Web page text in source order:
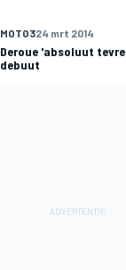
MOTO324 mrt 2014
Deroue 'absoluut
debuut